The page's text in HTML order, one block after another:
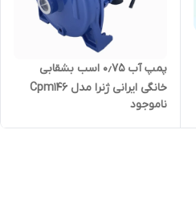
پمپ آب ۰٫۷۵ اسب بشقابی
خانگی ایرانی ژنرا مدل Cpm146
ناموجود